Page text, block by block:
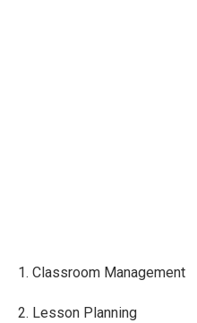
1. Classroom Management
2. Lesson Planning